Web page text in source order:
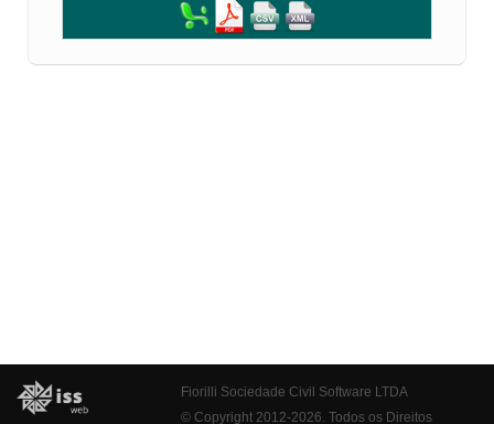
Fiorilli Sociedade Civil Software LTDA
© Copyright 2012-2026. Todos os Direitos